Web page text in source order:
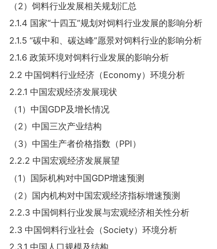
（2）饲料行业发展相关规划汇总
2.1.4 国家“十四五”规划对饲料行业发展的影响分析
2.1.5 “碳中和、碳达峰”愿景对饲料行业的影响分析
2.1.6 政策环境对饲料行业发展的影响分析
2.2 中国饲料行业经济（Economy）环境分析
2.2.1 中国宏观经济发展现状
（1）中国GDP及增长情况
（2）中国三次产业结构
（3）中国生产者价格指数（PPI）
2.2.2 中国宏观经济发展展望
（1）国际机构对中国GDP增速预测
（2）国内机构对中国宏观经济指标增速预测
2.2.3 中国饲料行业发展与宏观经济相关性分析
2.3 中国饲料行业社会（Society）环境分析
2.3.1 中国人口规模及结构